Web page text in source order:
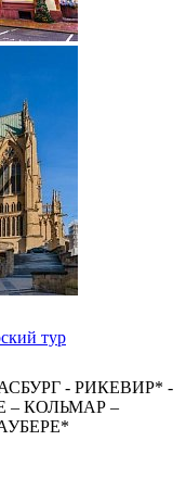
тур
- РИКЕВИР* -
– КОЛЬМАР –